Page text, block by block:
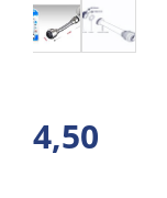
4,50